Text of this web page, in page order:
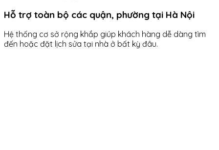
Hỗ trợ toàn bộ các quận, phường tại Hà Nội
Hệ thống cơ sở rộng khắp giúp khách hàng dễ dàng tìm
đến hoặc đặt lịch sửa tại nhà ở bất kỳ đâu.